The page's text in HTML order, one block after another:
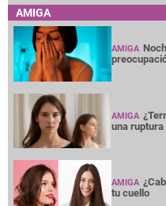
AMIGA
AMIGA
AMIGA
una
AMIGA
tu cuello